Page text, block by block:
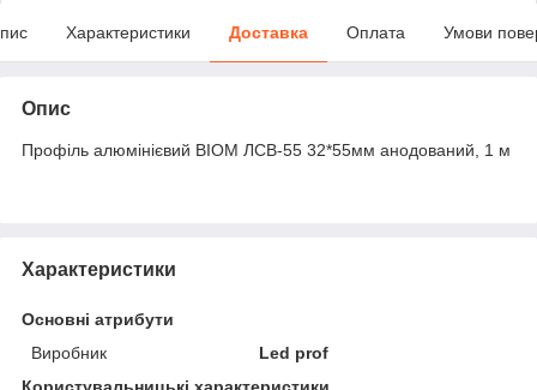
Характеристики Доставка Оплата Умови
Опис
Профіль алюмінієвий BIOM ЛСВ-55 32*55мм анодований, 1 м
Характеристики
Основні атрибути
Виробник
Led prof
Користувальницькі характеристики